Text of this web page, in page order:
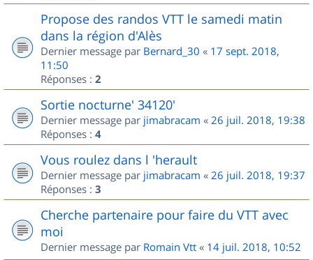
Propose des randos VTT le samedi matin
dans la région d'Alès
Dernier message par Bernard_30 « 17 sept. 2018,
11:50
Réponses : 2
Sortie nocturne' 34120'
Dernier message par jimabracam « 26 juil. 2018, 19:38
Réponses : 4
Vous roulez dans l 'herault
Dernier message par jimabracam « 26 juil. 2018, 19:37
Réponses : 3
Cherche partenaire pour faire du VTT avec
moi
Dernier message par Romain Vtt « 14 juil. 2018, 10:52